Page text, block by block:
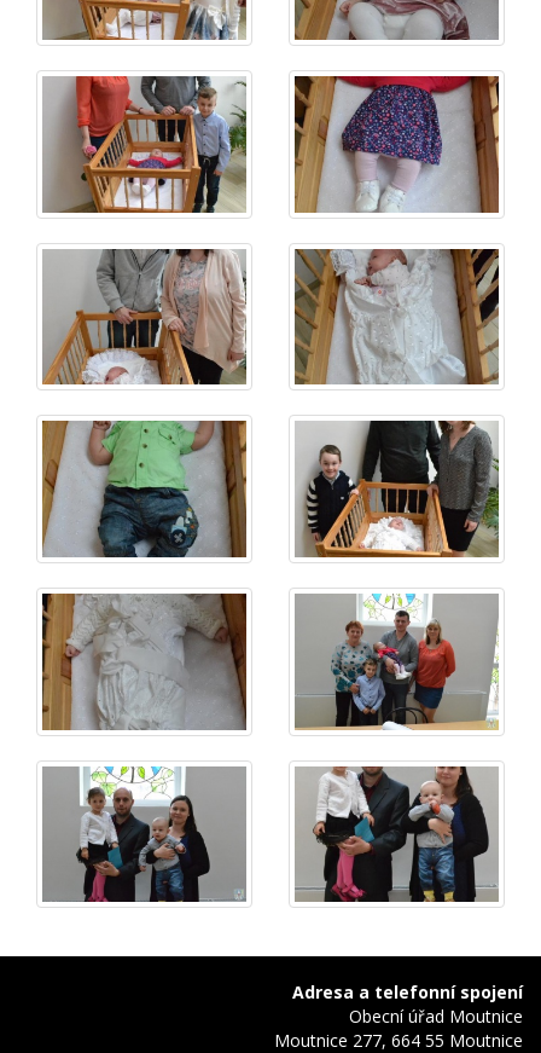
Adresa a telefonní spojení
Obecní úřad Moutnice
Moutnice 277, 664 55 Moutnice